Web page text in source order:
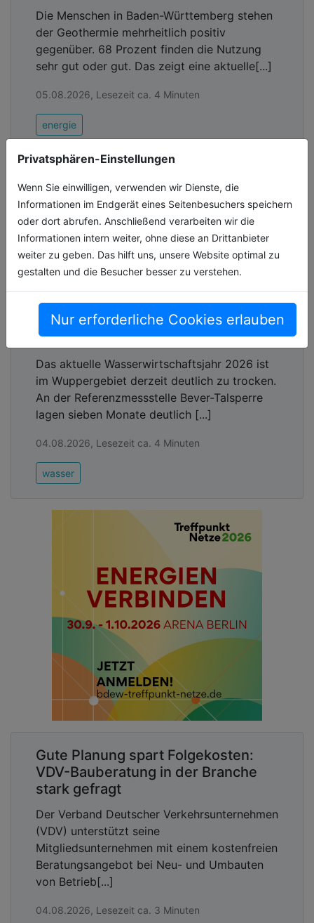
Privatsphären-Einstellungen
Wenn Sie einwilligen, verwenden wir Dienste, die
Informationen im Endgerät eines Seitenbesuchers speichern
oder dort abrufen. Anschließend verarbeiten wir die
Informationen intern weiter, ohne diese an Drittanbieter
weiter zu geben. Das hilft uns, unsere Website optimal zu
gestalten und die Besucher besser zu verstehen.
Nur erforderliche Cookies erlauben
Die Menschen in Baden-Württemberg stehen
der Geothermie mehrheitlich positiv
gegenüber. 68 Prozent finden die Nutzung
sehr gut oder gut. Das zeigt eine aktuelle[...]
05.08.2026, Lesezeit ca. 4 Minuten
energie
Wupperverband passt die
Wasserabgabe an die Wupper an
Das aktuelle Wasserwirtschaftsjahr 2026 ist
im Wuppergebiet derzeit deutlich zu trocken.
An der Referenzmessstelle Bever-Talsperre
lagen sieben Monate deutlich [...]
04.08.2026, Lesezeit ca. 4 Minuten
wasser
Gute Planung spart Folgekosten:
VDV-Bauberatung in der Branche
stark gefragt
Der Verband Deutscher Verkehrsunternehmen
(VDV) unterstützt seine
Mitgliedsunternehmen mit einem kostenfreien
Beratungsangebot bei Neu- und Umbauten
von Betrieb[...]
04.08.2026, Lesezeit ca. 3 Minuten